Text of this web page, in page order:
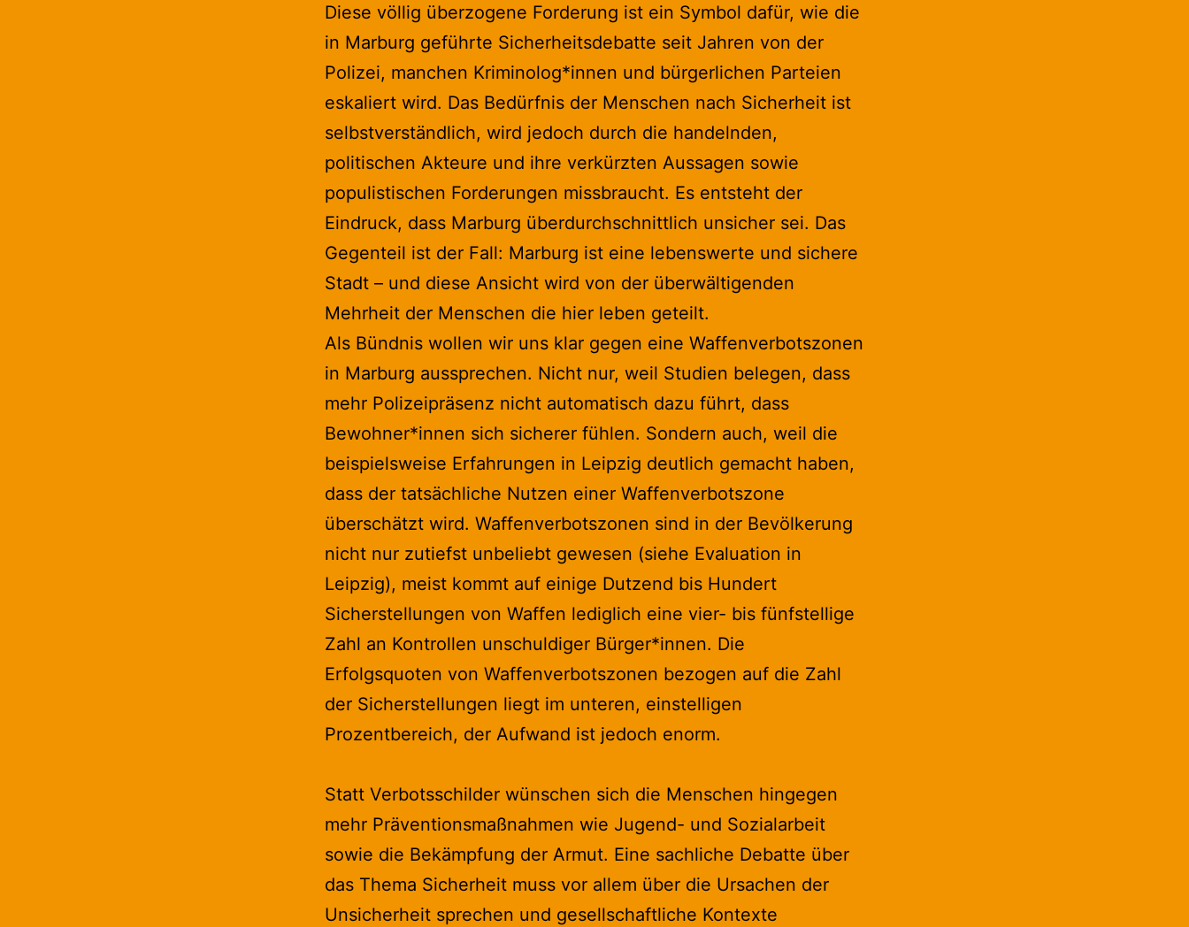
Diese völlig überzogene Forderung ist ein Symbol dafür, wie die
in Marburg geführte Sicherheitsdebatte seit Jahren von der
Polizei, manchen Kriminolog*innen und bürgerlichen Parteien
eskaliert wird. Das Bedürfnis der Menschen nach Sicherheit ist
selbstverständlich, wird jedoch durch die handelnden,
politischen Akteure und ihre verkürzten Aussagen sowie
populistischen Forderungen missbraucht. Es entsteht der
Eindruck, dass Marburg überdurchschnittlich unsicher sei. Das
Gegenteil ist der Fall: Marburg ist eine lebenswerte und sichere
Stadt – und diese Ansicht wird von der überwältigenden
Mehrheit der Menschen die hier leben geteilt.
Als Bündnis wollen wir uns klar gegen eine Waffenverbotszonen
in Marburg aussprechen. Nicht nur, weil Studien belegen, dass
mehr Polizeipräsenz nicht automatisch dazu führt, dass
Bewohner*innen sich sicherer fühlen. Sondern auch, weil die
beispielsweise Erfahrungen in Leipzig deutlich gemacht haben,
dass der tatsächliche Nutzen einer Waffenverbotszone
überschätzt wird. Waffenverbotszonen sind in der Bevölkerung
nicht nur zutiefst unbeliebt gewesen (siehe Evaluation in
Leipzig), meist kommt auf einige Dutzend bis Hundert
Sicherstellungen von Waffen lediglich eine vier- bis fünfstellige
Zahl an Kontrollen unschuldiger Bürger*innen. Die
Erfolgsquoten von Waffenverbotszonen bezogen auf die Zahl
der Sicherstellungen liegt im unteren, einstelligen
Prozentbereich, der Aufwand ist jedoch enorm.
Statt Verbotsschilder wünschen sich die Menschen hingegen
mehr Präventionsmaßnahmen wie Jugend- und Sozialarbeit
sowie die Bekämpfung der Armut. Eine sachliche Debatte über
das Thema Sicherheit muss vor allem über die Ursachen der
Unsicherheit sprechen und gesellschaftliche Kontexte